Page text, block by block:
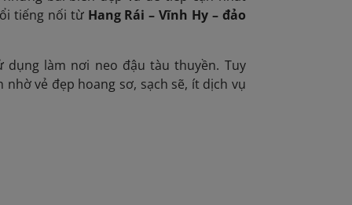
tiếng nối từ Hang Rái – Vĩnh Hy – đảo
làm nơi neo đậu tàu thuyền. Tuy
vẻ đẹp hoang sơ, sạch sẽ, ít dịch vụ